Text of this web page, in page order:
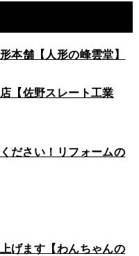
舗【人形の峰雲堂】
【佐野スレート工業
ださい！リフォームの
げます【わんちゃんの